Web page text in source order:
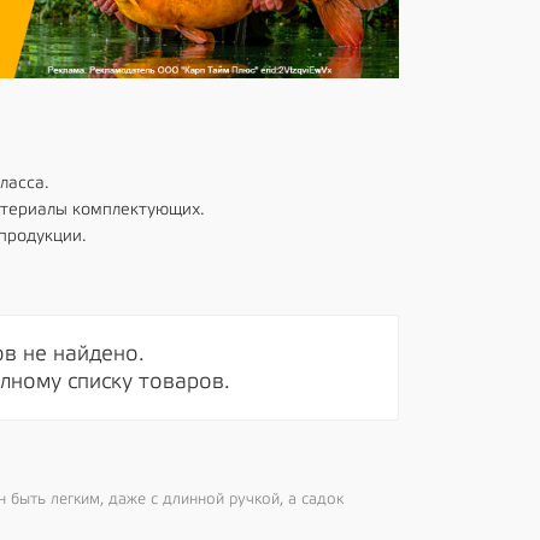
комплектующих.
не найдено.
списку товаров.
легким, даже с длинной ручкой, а садок